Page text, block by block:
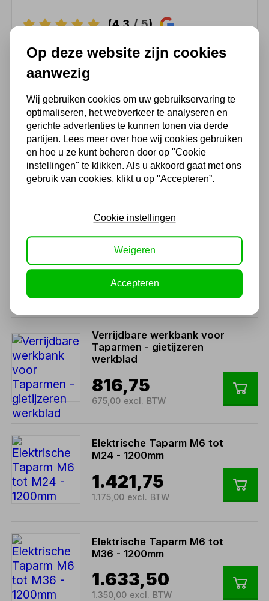
(4,3/ 5)
Chat met ons van 9:00 tot 21:00 !
Voor 16.00 u besteld, dezelfde dag
(Technische) Vragen ? Bel ons +31
548 51 75 75
1.500 m2 winkel in Rijssen !
Twents familiebedrijf sinds 1992 !
Ook handig
Elektrische Taparm M3 tot
M16 - 1000mm
1.331,00
Verrijdbare werkbank voor
Taparmen - gietijzeren
werkblad
816,75
675,00 excl. BTW
Elektrische Taparm M6 tot
M24 - 1200mm
1.421,75
1.175,00 excl. BTW
Elektrische Taparm M6 tot
M36 - 1200mm
1.633,50
1.350,00 excl. BTW
Op deze website zijn cookies
aanwezig
Wij gebruiken cookies om uw gebruikservaring te
optimaliseren, het webverkeer te analyseren en
gerichte advertenties te kunnen tonen via derde
partijen. Lees meer over hoe wij cookies gebruiken
en hoe u ze kunt beheren door op "Cookie
instellingen" te klikken. Als u akkoord gaat met ons
gebruik van cookies, klikt u op "Accepteren”.
Cookie instellingen
Weigeren
Accepteren